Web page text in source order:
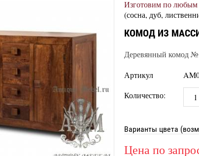
Изготовим по любым
(сосна, дуб,
КОМОД ИЗ
Деревянный комод
Артикул
Количество:
Варианты цвета
Цена по